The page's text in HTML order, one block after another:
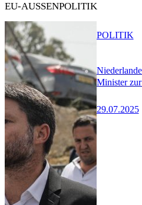
EU-AUSSENPOLITIK
Minister zur
29.07.2025
POLITIK